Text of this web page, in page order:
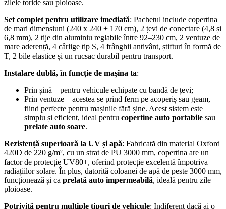
zilele toride sau ploioase.
Set complet pentru utilizare imediată: Pachetul include copertina
de mari dimensiuni (240 x 240 + 170 cm), 2 țevi de conectare (4,8 și
6,8 mm), 2 tije din aluminiu reglabile între 92–230 cm, 2 ventuze de
mare aderență, 4 cârlige tip S, 4 frânghii antivânt, știfturi în formă de
T, 2 bile elastice și un rucsac durabil pentru transport.
Instalare dublă, în funcție de mașina ta:
Prin șină – pentru vehicule echipate cu bandă de țevi;
Prin ventuze – acestea se prind ferm pe acoperiș sau geam,
fiind perfecte pentru mașinile fără șine. Acest sistem este
simplu și eficient, ideal pentru copertine auto portabile sau
prelate auto soare.
Rezistență superioară la UV și apă: Fabricată din material Oxford
420D de 220 g/m², cu un strat de PU 3000 mm, copertina are un
factor de protecție UV80+, oferind protecție excelentă împotriva
radiațiilor solare. În plus, datorită coloanei de apă de peste 3000 mm,
funcționează și ca prelată auto impermeabilă, ideală pentru zile
ploioase.
Potrivită pentru multiple tipuri de vehicule: Indiferent dacă ai o